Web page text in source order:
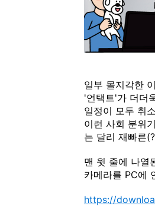
일부 몰지각한
'언택트'가 더더
일정이 모두 취
이런 사회 분위
는 달리 재빠른
맨 윗 줄에 나열
카메라를 PC에
https://